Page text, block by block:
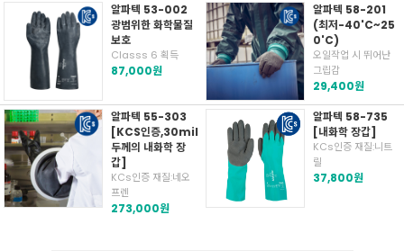
알파텍 53-002
광범위한 화학물질
보호
Classs 6 획득
87,000원
알파텍 58-201
(최저-40'C~25
0'C)
오일작업 시 뛰어난
그립감
29,400원
알파텍 55-303
[KCS인증,30mil
두께의 내화학 장
갑]
KCs인증 재질:네오
프렌
273,000원
알파텍 58-735
[내화학 장갑]
KCs인증 재질:니트
릴
37,800원